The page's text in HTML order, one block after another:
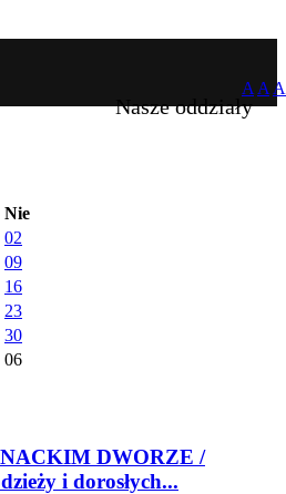
Nasze oddziały
Nie
02
09
16
23
30
06
DWORZE /
i dorosłych...
A A A